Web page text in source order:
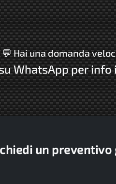
💬 Hai una domanda
WhatsApp per info
un